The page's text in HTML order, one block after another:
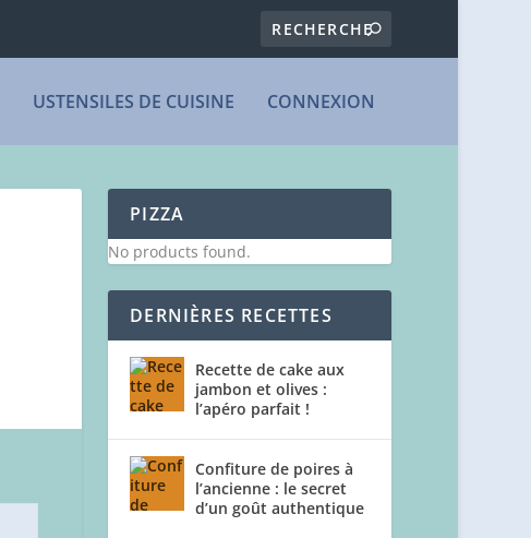
USTENSILES DE CUISINE CONNEXION
PIZZA
No products found.
DERNIÈRES RECETTES
Recette de cake aux
jambon et olives :
l’apéro parfait !
Confiture de poires à
l’ancienne : le secret
d’un goût authentique